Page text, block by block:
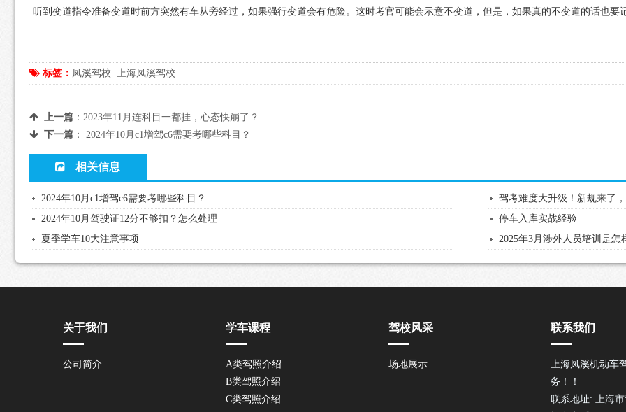
听到变道指令准备变道时前方突然有车从旁经过，如果强行变道会有危险。这时考官可能会示意不变道，但是，如果真的不变道的话也要
标签： 凤溪驾校 上海凤溪驾校
上一篇： 2023年11月连科目一都挂，心态快崩了？
下一篇： 2024年10月c1增驾c6需要考哪些科目？
相关信息
2024年10月c1增驾c6需要考哪些科目？
驾考难度大升级！新规来了
2024年10月驾驶证12分不够扣？怎么处理
停车入库实战经验
夏季学车10大注意事项
2025年3月涉外人员培训是怎
关于我们
公司简介
学车课程
A类驾照介绍
B类驾照介绍
C类驾照介绍
驾校风采
场地展示
联系我们
上海凤溪机动车
务！！
联系地址: 上海